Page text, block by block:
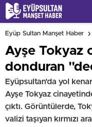
Eyüp Sultan Manşet Haber
Ayşe Tokyaz
donduran
Eyüpsultan'da yol
Ayşe Tokyaz
çıktı. Görüntülerde,
valizi taşıyan kırmızı